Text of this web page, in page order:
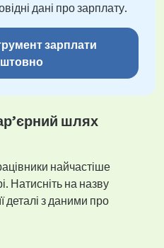
дані про зарплату.
зарплати
шлях
найчастіше
Натисніть на назву
деталі з даними про